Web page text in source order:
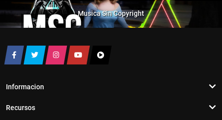
Musica Sin Copyright
Informacion
Recursos